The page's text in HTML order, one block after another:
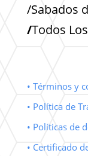
/Sabados
/Todos
• Términos y
• Política de
• Políticas de
• Certificado